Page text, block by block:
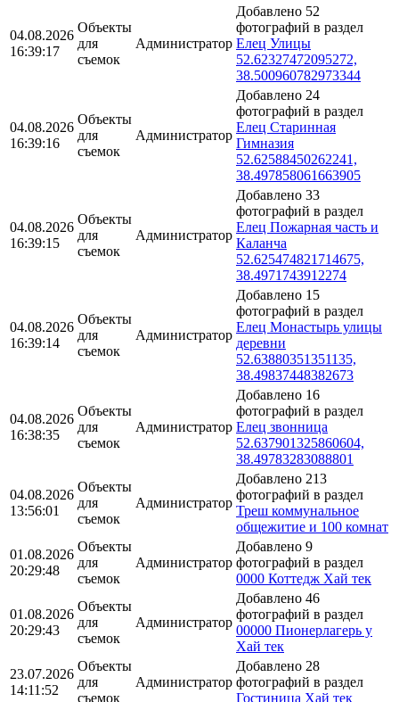
04.08.2026
16:39:17
Объекты
для
съемок
Администратор
Добавлено 52
фотографий в раздел
Елец Улицы
52.62327472095272,
38.500960782973344
04.08.2026
16:39:16
Объекты
для
съемок
Администратор
Добавлено 24
фотографий в раздел
Елец Старинная
Гимназия
52.62588450262241,
38.497858061663905
04.08.2026
16:39:15
Объекты
для
съемок
Администратор
Добавлено 33
фотографий в раздел
Елец Пожарная часть и
Каланча
52.625474821714675,
38.4971743912274
04.08.2026
16:39:14
Объекты
для
съемок
Администратор
Добавлено 15
фотографий в раздел
Елец Монастырь улицы
деревни
52.63880351351135,
38.49837448382673
04.08.2026
16:38:35
Объекты
для
съемок
Администратор
Добавлено 16
фотографий в раздел
Елец звонница
52.637901325860604,
38.49783283088801
04.08.2026
13:56:01
Объекты
для
съемок
Администратор
Добавлено 213
фотографий в раздел
Треш коммунальное
общежитие и 100 комнат
01.08.2026
20:29:48
Объекты
для
съемок
Администратор
Добавлено 9
фотографий в раздел
0000 Коттедж Хай тек
01.08.2026
20:29:43
Объекты
для
съемок
Администратор
Добавлено 46
фотографий в раздел
00000 Пионерлагерь у
Хай тек
23.07.2026
14:11:52
Объекты
для
съемок
Администратор
Добавлено 28
фотографий в раздел
Гостиница Хай тек